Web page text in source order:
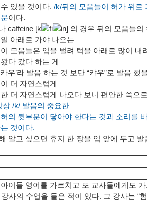
있을 것이다. /k/뒤의 모음들이 혀가 위로
이다.
caffeine [k
fi
in] 의 경우 뒤의 모음들의
아래로 가야 나오는
모음들은 입을 벌려 턱을 아래로 많이 내
다 갔다 하는 게
우’라 발음 하는 것 보단 “캬우”로 발음 했
더 자연스럽게
더 자연스럽게 나오다 보니 편안한 쪽으
상 /k/ 발음의 중요한
의 뒷부분이 닿아야 한다는 것과 소리를
것이다.
알고 싶으면 휴지 한 장을 입 앞에 두고 발
이들 영어를 가르치고 또 교사들에게도
사의 수업을 들은 적이 있다. 그 강사는 “